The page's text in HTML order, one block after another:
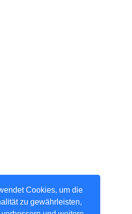
Cookies, um die
zu gewährleisten,